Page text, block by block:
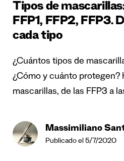
Tipos de
FFP1, FFP2, FFP3.
cada tipo
¿Cuántos tipos de
¿Cómo y cuánto protegen?
mascarillas, de las FFP3 a
Massimiliano
Publicado el 5/7/2020